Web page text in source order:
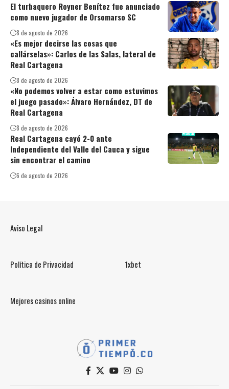
El turbaquero Royner Benítez fue anunciado
como nuevo jugador de Orsomarso SC
8 de agosto de 2026
«Es mejor decirse las cosas que
callárselas»: Carlos de las Salas, lateral de
Real Cartagena
8 de agosto de 2026
«No podemos volver a estar como estuvimos
el juego pasado»: Álvaro Hernández, DT de
Real Cartagena
8 de agosto de 2026
Real Cartagena cayó 2-0 ante
Independiente del Valle del Cauca y sigue
sin encontrar el camino
6 de agosto de 2026
Aviso Legal
Política de Privacidad 1xbet
Mejores casinos online